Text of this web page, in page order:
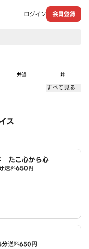
ログイン 会員登録
弁当 丼
すべて見る
ス
たこ心から心
送料650円
送料650円